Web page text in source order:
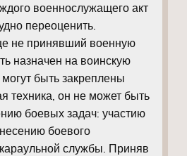
военнослужащего акт
переоценить.
не принявший военную
назначен на воинскую
быть закреплены
техника, он не может быть
боевых задач: участию
боевого
службы. Приняв